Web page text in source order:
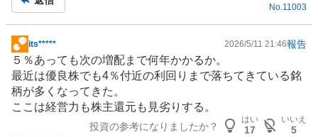
No.11003
掲
示
板
記
事
its***** 2026/5/11 21:46報告
５％あっても次の増配まで何年かかるか。
最近は優良株でも4％付近の利回りまで落ちてきている銘
柄が多くなってきた。
ここは経営力も株主還元も見劣りする。
投資の参考になりましたか？
はい
17
いいえ
5